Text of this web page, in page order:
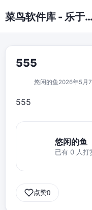
菜鸟软件库 - 乐于分享免费资源平台
555
悠闲的鱼 2026年5月7
555
悠闲的鱼
已有 0 人打
点赞0